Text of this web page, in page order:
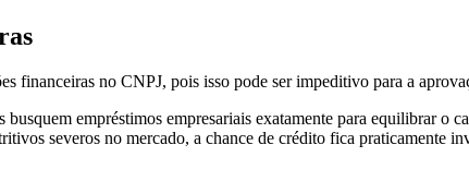
financeiras no CNPJ, pois isso pode ser impeditivo para a
empréstimos empresariais exatamente para equilibrar o
severos no mercado, a chance de crédito fica praticamente